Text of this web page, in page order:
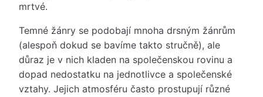
mrtvé.
Temné žánry se podobají mnoha drsným žánrům
(alespoň dokud se bavíme takto stručně), ale
důraz je v nich kladen na společenskou rovinu a
dopad nedostatku na jednotlivce a společenské
vztahy. Jejich atmosféru často prostupují různé